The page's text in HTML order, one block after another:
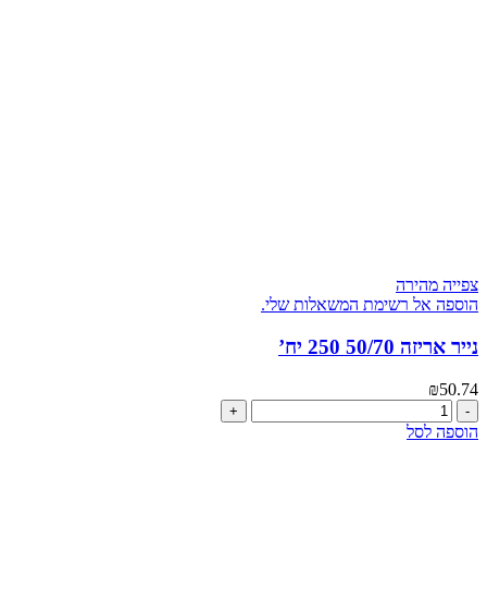
צפייה מהירה
הוספה אל רשימת המשאלות שלי.
נייר אריזה 50/70 250 יח’
₪50.74
כמות
של
הוספה לסל